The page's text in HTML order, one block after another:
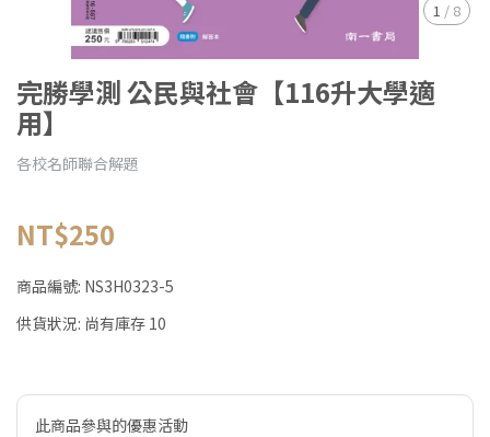
1 / 8
完勝學測 公民與社會【116升大學適
用】
各校名師聯合解題
NT$250
商品編號: NS3H0323-5
供貨狀況: 尚有庫存 10
此商品參與的優惠活動